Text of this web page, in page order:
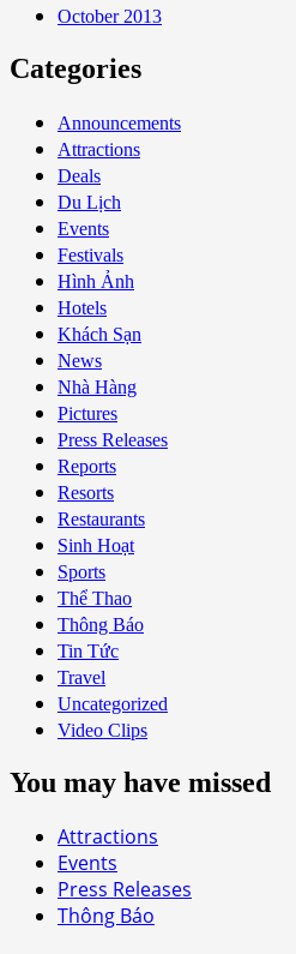
October 2013
Categories
Announcements
Attractions
Deals
Du Lịch
Events
Festivals
Hình Ảnh
Hotels
Khách Sạn
News
Nhà Hàng
Pictures
Press Releases
Reports
Resorts
Restaurants
Sinh Hoạt
Sports
Thể Thao
Thông Báo
Tin Tức
Travel
Uncategorized
Video Clips
You may have missed
Attractions
Events
Press Releases
Thông Báo